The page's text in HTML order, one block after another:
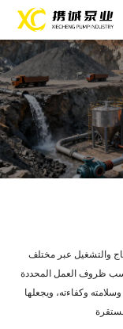
والتشغيل عبر مختلف
ظروف العمل المحددة
وكفاءته، ويجعلها